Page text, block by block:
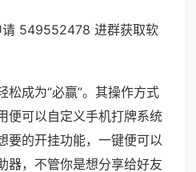
请 549552478 进群获取软
松成为“必赢”。其操作方式
便可以自定义手机打牌系统
要的开挂功能，一键便可以
器，不管你是想分享给好友